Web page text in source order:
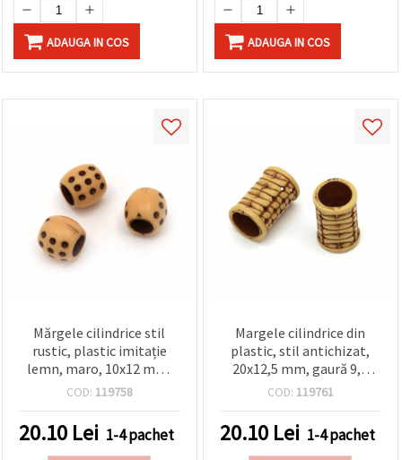
ADAUGA IN COS ADAUGA IN COS
Mărgele cilindrice stil
rustic, plastic imitație
lemn, maro, 10x12 mm,
gaură 6 mm, 50 g (~63
vintage pentru bijuterii și
proiecte DIY cu aspect
COD: 119758
20.10 Lei 1-4 pachet
Margele cilindrice din
plastic, stil antichizat,
20x12,5 mm, gaură 9,5
mm, maro, 50 g (~64 buc.)
COD: 119761
20.10 Lei 1-4 pachet